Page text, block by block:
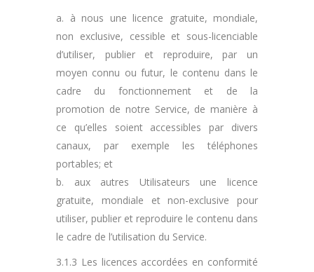
a. à nous une licence gratuite, mondiale,
non exclusive, cessible et sous-licenciable
d’utiliser, publier et reproduire, par un
moyen connu ou futur, le contenu dans le
cadre du fonctionnement et de la
promotion de notre Service, de manière à
ce qu’elles soient accessibles par divers
canaux, par exemple les téléphones
portables; et
b. aux autres Utilisateurs une licence
gratuite, mondiale et non-exclusive pour
utiliser, publier et reproduire le contenu dans
le cadre de l’utilisation du Service.
3.1.3 Les licences accordées en conformité